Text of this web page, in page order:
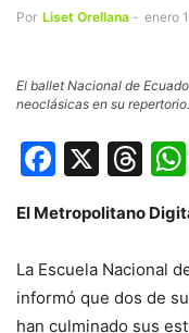
Por Liset Orellana - enero
El ballet Nacional de
neoclásicas en su repertorio.
X
El Metropolitano
La Escuela Nacional
informó que dos de
han culminado sus